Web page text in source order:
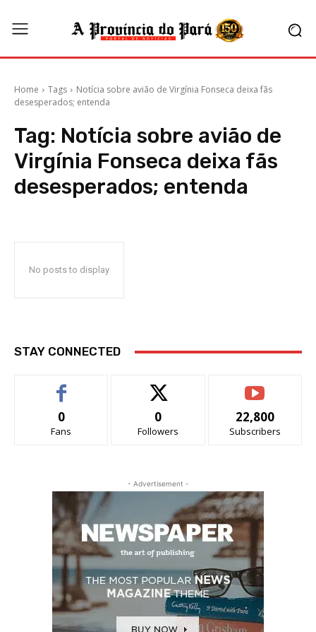
Home Tags
Notícia sobre avião de Virgínia Fonseca deixa fãs
desesperados; entenda
Tag: Notícia sobre avião de
Virgínia Fonseca deixa fãs
desesperados; entenda
No posts to display
STAY CONNECTED
0
Fans
0
Followers
22,800
Subscribers
- Advertisement -